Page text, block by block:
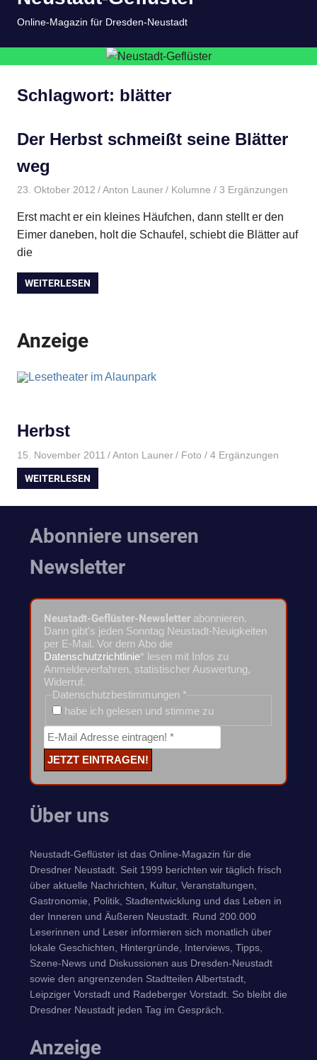
Online-Magazin für Dresden-Neustadt
Schlagwort: blätter
Der Herbst schmeißt seine Blätter
weg
23. Oktober 2012 Anton Launer Kolumne / 3 Ergänzungen
Erst macht er ein kleines Häufchen, dann stellt er den
Eimer daneben, holt die Schaufel, schiebt die Blätter auf
die
WEITERLESEN
Anzeige
Herbst
15. November 2011 Anton Launer Foto / 4 Ergänzungen
WEITERLESEN
Abonniere unseren
Newsletter
Neustadt-Geflüster-Newsletter abonnieren.
Dann gibt's jeden Sonntag Neustadt-Neuigkeiten
per E-Mail. Vor dem Abo die
Datenschutzrichtlinie* lesen mit Infos zu
Anmeldeverfahren, statistischer Auswertung,
Widerruf.
Datenschutzbestimmungen *
habe ich gelesen und stimme zu
Über uns
Neustadt-Geflüster ist das Online-Magazin für die
Dresdner Neustadt. Seit 1999 berichten wir täglich frisch
über aktuelle Nachrichten, Kultur, Veranstaltungen,
Gastronomie, Politik, Stadtentwicklung und das Leben in
der Inneren und Äußeren Neustadt. Rund 200.000
Leserinnen und Leser informieren sich monatlich über
lokale Geschichten, Hintergründe, Interviews, Tipps,
Szene-News und Diskussionen aus Dresden-Neustadt
sowie den angrenzenden Stadtteilen Albertstadt,
Leipziger Vorstadt und Radeberger Vorstadt. So bleibt die
Dresdner Neustadt jeden Tag im Gespräch.
Anzeige